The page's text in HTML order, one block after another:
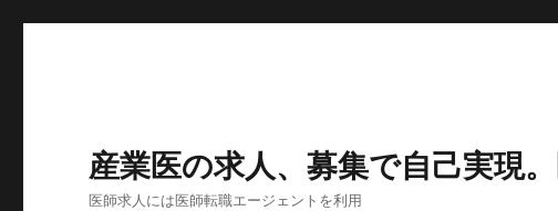
産業医の求人、募集で自己実現
医師求人には医師転職エージェントを利用